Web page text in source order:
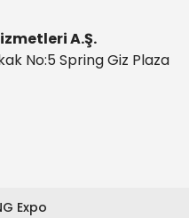
A.Ş.
No:5 Spring Giz Plaza
Expo